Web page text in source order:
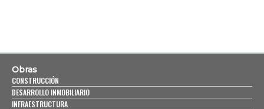
Obras
CONSTRUCCIÓN
DESARROLLO INMOBILIARIO
INFRAESTRUCTURA